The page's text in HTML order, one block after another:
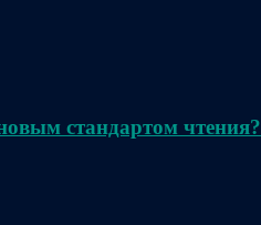
стандартом чтения?